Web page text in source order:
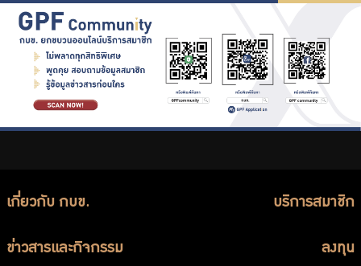
เกี่ยวกับ กบข. บริการสมาชิก
ข่าวสารและกิจกรรม ลงทุน